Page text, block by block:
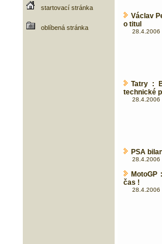
startovací stránka
oblíbená stránka
Václav
o titul
28.4.2006
Tatry :
technické
28.4.2006
PSA
28.4.2006
čas !
28.4.2006